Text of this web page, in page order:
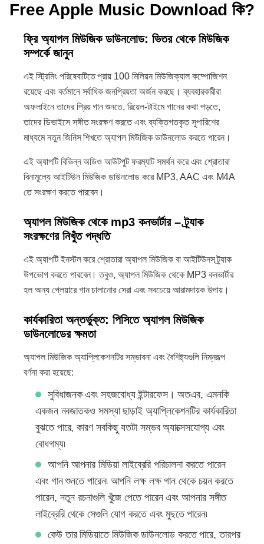
Free Apple Music Download কি?
ফ্রি অ্যাপল মিউজিক ডাউনলোড: ভিতর থেকে মিউজিক
সম্পর্কে জানুন
এই স্ট্রিমিং পরিষেবাটিতে প্রায় 100 মিলিয়ন মিউজিক্যাল কম্পোজিশন
রয়েছে এবং বর্তমানে সর্বাধিক জনপ্রিয়তা অর্জন করছে। ব্যবহারকারীরা
অফলাইনে তাদের প্রিয় গান শুনতে, রিয়েল-টাইমে গানের কথা পড়তে,
তাদের ডিভাইসে সঙ্গীত সংরক্ষণ করতে এবং ব্যক্তিগতকৃত সুপারিশের
মাধ্যমে নতুন জিনিস শিখতে অ্যাপল মিউজিক ডাউনলোড করতে পারেন।
এই অ্যাপটি বিভিন্ন অডিও আউটপুট ফরম্যাট সমর্থন করে এবং শ্রোতারা
বিনামূল্যে আইটিউন মিউজিক ডাউনলোড করে MP3, AAC এবং M4A
তে সংরক্ষণ করতে পারবেন।
অ্যাপল মিউজিক থেকে mp3 কনভার্টার – ট্র্যাক
সংরক্ষণের নিখুঁত পদ্ধতি
এই অ্যাপটি ইনস্টল করে শ্রোতারা অ্যাপল মিউজিক বা আইটিউনস ট্র্যাক
উপভোগ করতে পারবেন। তবুও, অ্যাপল মিউজিক থেকে MP3 কনভার্টার
হল অন্য প্লেয়ারে গান চালানোর সেরা এবং সবচেয়ে আরামদায়ক উপায়।
কার্যকারিতা অন্তর্ভুক্ত: পিসিতে অ্যাপল মিউজিক
ডাউনলোডের ক্ষমতা
অ্যাপল মিউজিক অ্যাপ্লিকেশনটির সম্ভাবনা এবং বৈশিষ্ট্যগুলি নিম্নরূপ
বর্ণনা করা হয়েছে:
সুবিধাজনক এবং সহজবোধ্য ইন্টারফেস। অতএব, এমনকি
একজন নবজাতকও সমস্যা ছাড়াই অ্যাপ্লিকেশনটির কার্যকারিতা
বুঝতে পারে, কারণ সবকিছু যতটা সম্ভব অ্যাক্সেসযোগ্য এবং
বোধগম্য৷
আপনি আপনার মিডিয়া লাইব্রেরি পরিচালনা করতে পারেন
এবং গান শুনতে পারেন৷ আপনি লক্ষ লক্ষ গান থেকে চয়ন করতে
পারেন, নতুন রচনাগুলি খুঁজে পেতে পারেন এবং আপনার সঙ্গীত
লাইব্রেরি থেকে সেগুলি যোগ করতে এবং মুছতে পারেন৷
কেউ তার মিডিয়াতে মিউজিক ডাউনলোড করতে পারে, তারপর